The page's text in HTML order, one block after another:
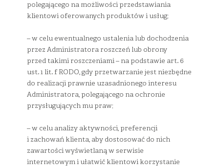
polegającego na możliwości przedstawiania
klientowi oferowanych produktów i usług;
– w celu ewentualnego ustalenia lub dochodzenia
przez Administratora roszczeń lub obrony
przed takimi roszczeniami – na podstawie art. 6
ust. 1 lit. f RODO, gdy przetwarzanie jest niezbędne
do realizacji prawnie uzasadnionego interesu
Administratora, polegającego na ochronie
przysługujących mu praw;
– w celu analizy aktywności, preferencji
i zachowań klienta, aby dostosować do nich
zawartości wyświetlaną w serwisie
internetowym i ułatwić klientowi korzystanie